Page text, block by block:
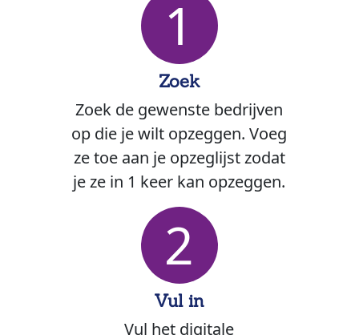
1
Zoek
Zoek de gewenste bedrijven
op die je wilt opzeggen. Voeg
ze toe aan je opzeglijst zodat
je ze in 1 keer kan opzeggen.
2
Vul in
Vul het digitale